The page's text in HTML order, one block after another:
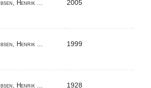
Ibsen, Henrik ... 2005
Ibsen, Henrik ... 1999
Ibsen, Henrik ... 1928